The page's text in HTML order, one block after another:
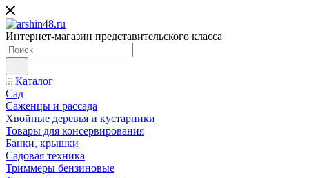
Интернет-магазин представительского класса
Каталог
Сад
Саженцы и рассада
Хвойные деревья и кустарники
Товары для консервирования
Банки, крышки
Садовая техника
Триммеры бензиновые